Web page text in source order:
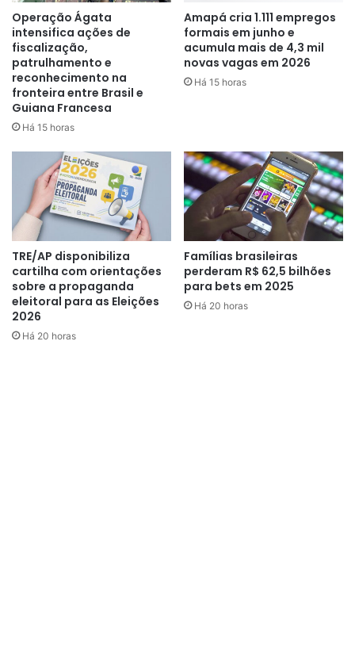
técnicas dos locais para que o procedimento seja
respeitado, segundo Wilson Seneme.
condições técnicas de receber as
revisões do VAR no telão, nós
vamos liberar para os torcedores
possam acompanhar
presencialmente”
, declarou o
presidente da comissão de
Operação Ágata
intensifica ações de
fiscalização,
patrulhamento e
reconhecimento na
fronteira entre Brasil e
Guiana Francesa
Há 15 horas
Amapá cria 1.111 empregos
formais em junho e
acumula mais de 4,3 mil
novas vagas em 2026
Há 15 horas
TRE/AP disponibiliza
cartilha com orientações
sobre a propaganda
eleitoral para as Eleições
2026
Há 20 horas
Famílias brasileiras
perderam R$ 62,5 bilhões
para bets em 2025
Há 20 horas